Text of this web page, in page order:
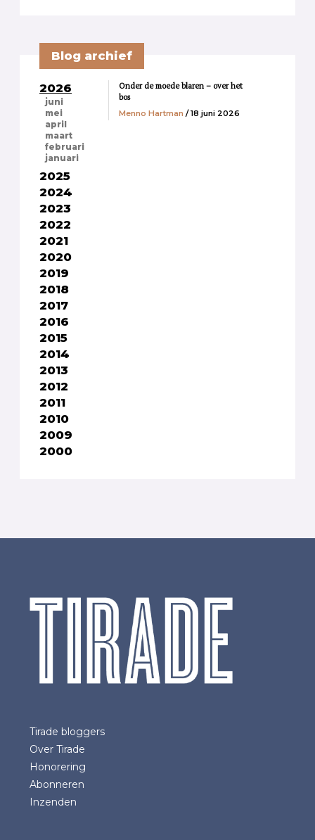
Blog archief
2026
juni
mei
april
maart
februari
januari
2025
2024
2023
2022
2021
2020
2019
2018
2017
2016
2015
2014
2013
2012
2011
2010
2009
2000
Onder de moede blaren – over het
bos
Menno Hartman / 18 juni 2026
Tirade bloggers
Over Tirade
Honorering
Abonneren
Inzenden